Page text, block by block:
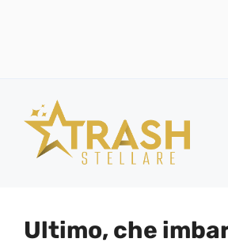
contenuto
Ultimo, che